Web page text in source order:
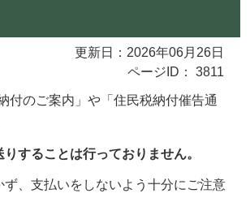
更新日：2026年06月26日
ページID：
3811
付のご案内」や「住民税納付催告通
することは行っておりません。
、支払いをしないよう十分にご注意